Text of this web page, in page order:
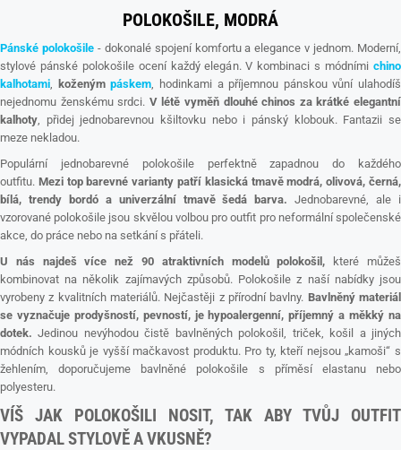
POLOKOŠILE, MODRÁ
Pánské polokošile- dokonalé spojení komfortu a elegance v jednom. Moderní,
stylové pánské polokošile ocení každý elegán. V kombinaci s módními chino
kalhotami koženýmpáskem , hodinkami a příjemnou pánskou vůní ulahodíš
nejednomu ženskému srdci. V létě vyměň dlouhé chinos za krátké elegantní
kalhoty , přidej jednobarevnou kšiltovku nebo i pánský klobouk. Fantazii se
meze nekladou.
Populární jednobarevné polokošile perfektně zapadnou do každého
outfitu. Mezi top barevné varianty patří klasická tmavě modrá, olivová, černá,
bílá, trendy bordó a univerzální tmavě šedá barva. Jednobarevné, ale i
vzorované polokošile jsou skvělou volbou pro outfit pro neformální společenské
akce, do práce nebo na setkání s přáteli.
U nás najdeš více než 90 atraktivních modelů polokošil, které můžeš
kombinovat na několik zajímavých způsobů. Polokošile z naší nabídky jsou
vyrobeny z kvalitních materiálů. Nejčastěji z přírodní bavlny. Bavlněný materiál
se vyznačuje prodyšností, pevností, je hypoalergenní, příjemný a měkký na
dotek. Jedinou nevýhodou čistě bavlněných polokošil, triček, košil a jiných
módních kousků je vyšší mačkavost produktu. Pro ty, kteří nejsou „kamoši“ s
žehlením, doporučujeme bavlněné polokošile s příměsí elastanu nebo
polyesteru.
VÍŠ JAK POLOKOŠILI NOSIT, TAK ABY TVŮJ OUTFIT
VYPADAL STYLOVĚ A VKUSNĚ?